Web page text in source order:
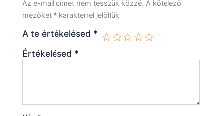
Az e-mail címet nem tesszük közzé. A kötelező
mezőket * karakterrel jelöltük
A te értékelésed *
Értékelésed *